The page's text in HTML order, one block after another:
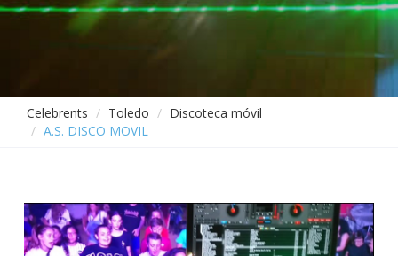
Celebrents Toledo
Discoteca móvil
A.S. DISCO MOVIL